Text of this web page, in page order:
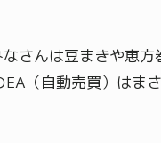
さんは豆まきや恵方
EA（自動売買）はま